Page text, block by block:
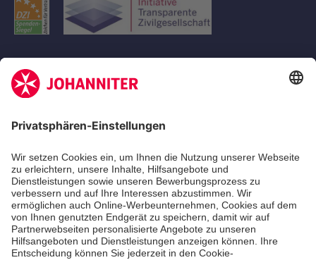
Erste-Hilfe-Kurse
Jobs
Ehrenamt
Freiwilligendienst